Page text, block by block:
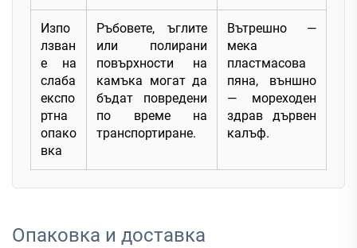
Изпо
лзван
е на
слаба
експо
ртна
опако
вка
Ръбовете, ъглите
или полирани
повърхности на
камъка могат да
бъдат повредени
по време на
транспортиране.
Вътрешно —
мека
пластмасова
пяна, външно
— мореходен
здрав дървен
калъф.
Опаковка и доставка